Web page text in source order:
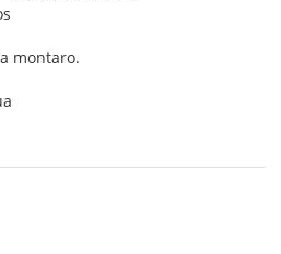
montaro.